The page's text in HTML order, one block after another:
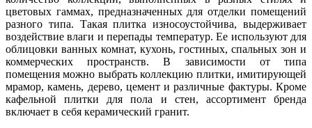
цветовых гаммах, предназначенных для отделки помещений
разного типа. Такая плитка износоустойчива, выдерживает
воздействие влаги и перепады температур. Ее используют для
облицовки ванных комнат, кухонь, гостиных, спальных зон и
коммерческих пространств. В зависимости от типа
помещения можно выбрать коллекцию плитки, имитирующей
мрамор, камень, дерево, цемент и различные фактуры. Кроме
кафельной плитки для пола и стен, ассортимент бренда
включает в себя керамический гранит.